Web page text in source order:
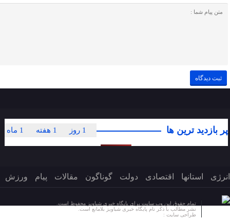
پر بازدید ترین ها 1 ماه 1 هفته 1 روز
انرژی استانها اقتصادی دولت گوناگون مقالات پیام ورزش
تمام حقوق این وب سایت برای پایگاه خبری شباویز محفوظ است.
نشر مطالب با ذکر نام پایگاه خبری شباویز بلامانع است.
طراحی سایت :